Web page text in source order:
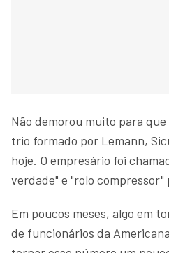
Não demorou muito para
trio formado por Lemann,
hoje. O empresário foi
verdade" e "rolo
Em poucos meses, algo em
de funcionários da